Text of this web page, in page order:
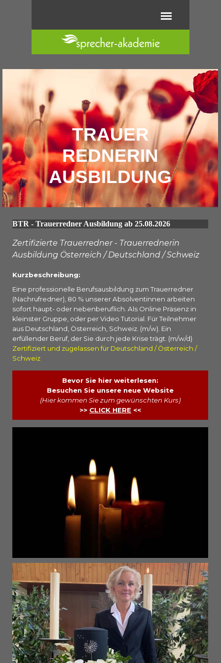
TRAUER
REDNERIN
AUSBILDUNG
BTR - Trauerredner Ausbildung ab 25.08.2026
Zertifizierte Trauerredner - Trauerrednerin
Ausbildung Österreich / Deutschland / Schweiz
Kurzbeschreibung:
Eine professionelle Berufsausbildung zum Trauerredner
(Nachrufredner), 80 % unserer Absolventinnen arbeiten
sofort haupt- oder nebenberuflich. Als Online Präsenz in
kleinster Gruppe, oder per Video Tutorial. Für Teilnehmer
aus Deutschland, Österreich, Schweiz. (m/w). Ein
erfüllender Beruf, der Sie durch jede Krise trägt. (m/w/d)
Zertifiziert und zugelassen für Deutschland / Österreich /
Schweiz
Bevor Sie hier weiterlesen:
Besuchen Sie unsere neue Website
(Hier kommen Sie zum gewünschten Kurs)
>> CLICK HERE <<